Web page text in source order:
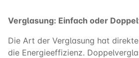
Verglasung: Einfach oder
Die Art der Verglasung hat
die Energieeffizienz.